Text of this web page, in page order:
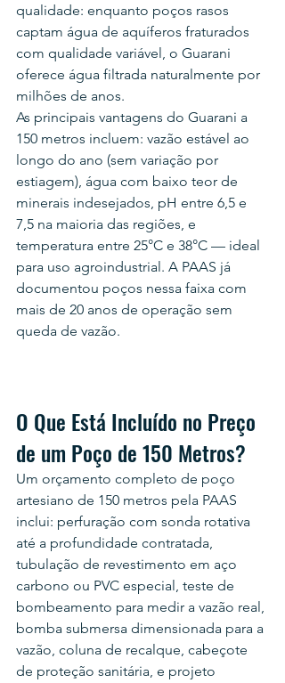
qualidade: enquanto poços rasos
captam água de aquíferos fraturados
com qualidade variável, o Guarani
oferece água filtrada naturalmente por
milhões de anos.
As principais vantagens do Guarani a
150 metros incluem: vazão estável ao
longo do ano (sem variação por
estiagem), água com baixo teor de
minerais indesejados, pH entre 6,5 e
7,5 na maioria das regiões, e
temperatura entre 25°C e 38°C — ideal
para uso agroindustrial. A PAAS já
documentou poços nessa faixa com
mais de 20 anos de operação sem
queda de vazão.
O Que Está Incluído no Preço
de um Poço de 150 Metros?
Um orçamento completo de poço
artesiano de 150 metros pela PAAS
inclui: perfuração com sonda rotativa
até a profundidade contratada,
tubulação de revestimento em aço
carbono ou PVC especial, teste de
bombeamento para medir a vazão real,
bomba submersa dimensionada para a
vazão, coluna de recalque, cabeçote
de proteção sanitária, e projeto